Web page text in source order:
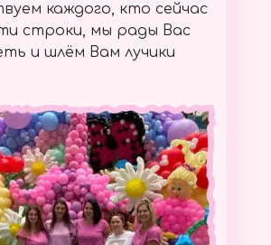
каждого, кто сейчас
строки, мы рады Вас
и шлём Вам лучики